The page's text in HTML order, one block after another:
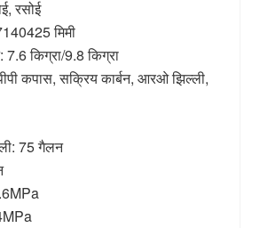
रसोई
मिमी
किग्रा/9.8 किग्रा
कपास, सक्रिय कार्बन, आरओ झिल्ली,
75 गैलन